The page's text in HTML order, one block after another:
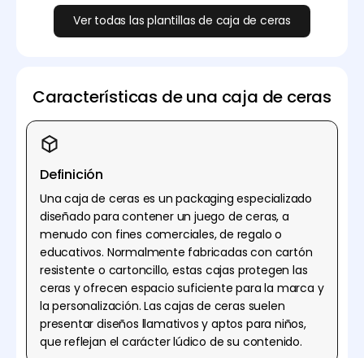
Ver todas las plantillas de caja de ceras
Características de una caja de ceras
Definición
Una caja de ceras es un packaging especializado
diseñado para contener un juego de ceras, a
menudo con fines comerciales, de regalo o
educativos. Normalmente fabricadas con cartón
resistente o cartoncillo, estas cajas protegen las
ceras y ofrecen espacio suficiente para la marca y
la personalización. Las cajas de ceras suelen
presentar diseños llamativos y aptos para niños,
que reflejan el carácter lúdico de su contenido.